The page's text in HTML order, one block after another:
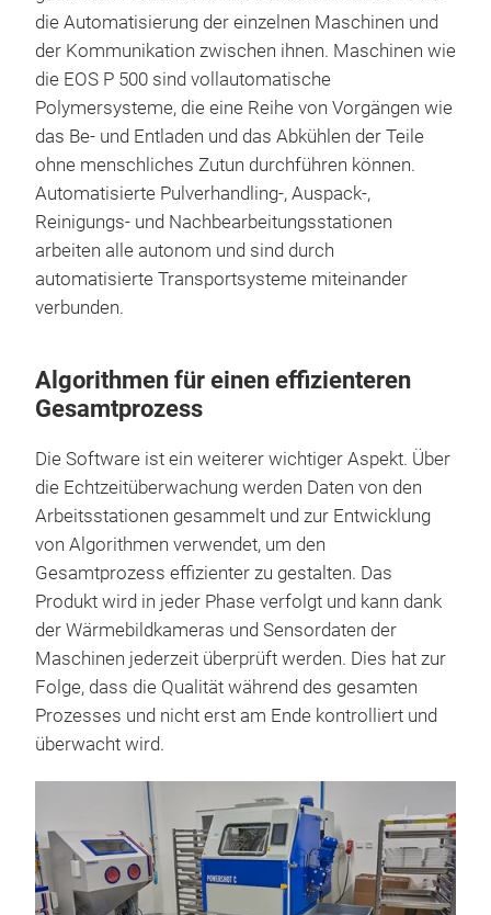
die Automatisierung der einzelnen Maschinen und
der Kommunikation zwischen ihnen. Maschinen wie
die EOS P 500 sind vollautomatische
Polymersysteme, die eine Reihe von Vorgängen wie
das Be- und Entladen und das Abkühlen der Teile
ohne menschliches Zutun durchführen können.
Automatisierte Pulverhandling-, Auspack-,
Reinigungs- und Nachbearbeitungsstationen
arbeiten alle autonom und sind durch
automatisierte Transportsysteme miteinander
verbunden.
Algorithmen für einen effizienteren
Gesamtprozess
Die Software ist ein weiterer wichtiger Aspekt. Über
die Echtzeitüberwachung werden Daten von den
Arbeitsstationen gesammelt und zur Entwicklung
von Algorithmen verwendet, um den
Gesamtprozess effizienter zu gestalten. Das
Produkt wird in jeder Phase verfolgt und kann dank
der Wärmebildkameras und Sensordaten der
Maschinen jederzeit überprüft werden. Dies hat zur
Folge, dass die Qualität während des gesamten
Prozesses und nicht erst am Ende kontrolliert und
überwacht wird.